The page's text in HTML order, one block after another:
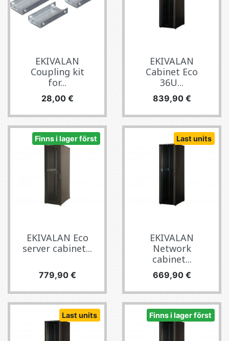
EKIVALAN
Coupling kit
for...
Pris
28,00 €
EKIVALAN
Cabinet Eco
36U...
Pris
839,90 €
Finns i lager först
EKIVALAN Eco
server cabinet...
Pris
779,90 €
Last units
EKIVALAN
Network
cabinet...
Pris
669,90 €
Last units Finns i lager först